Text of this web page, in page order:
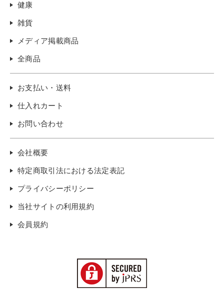
健康
雑貨
メディア掲載商品
全商品
お支払い・送料
仕入れカート
お問い合わせ
会社概要
特定商取引法における法定表記
プライバシーポリシー
当社サイトの利用規約
会員規約